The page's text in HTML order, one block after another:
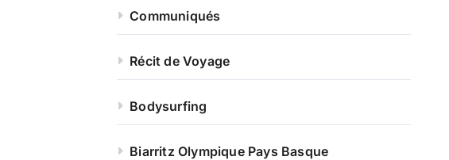
Communiqués
Récit de Voyage
Bodysurfing
Biarritz Olympique Pays Basque